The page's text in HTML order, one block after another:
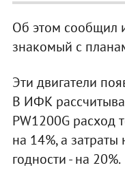
Об этом сообщил
знакомый с
Эти двигатели
В ИФК
PW1200G расход
на 14%, а
годности - на 20%.